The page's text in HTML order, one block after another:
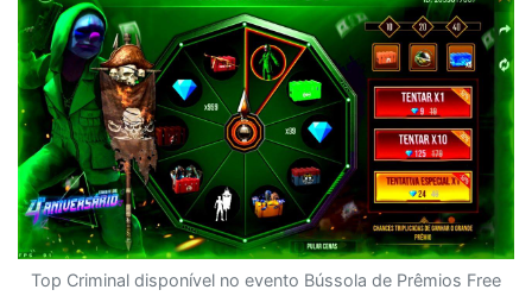
Top Criminal disponível no evento Bússola de Prêmios Free